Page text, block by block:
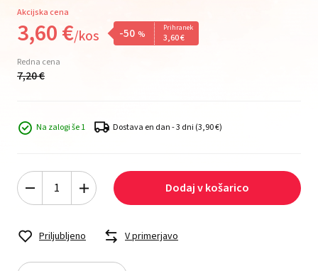
Akcijska cena
3,60€/kos -50 %
Prihranek
3,60€
Redna cena
7,20€
Na zalogi še 1 Dostava en dan - 3 dni (3,90 €)
Dodaj v košarico
Priljubljeno V primerjavo